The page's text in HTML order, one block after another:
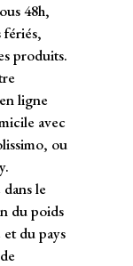
48h,
fériés,
produits.
ligne
avec
ou
le
du poids
du pays